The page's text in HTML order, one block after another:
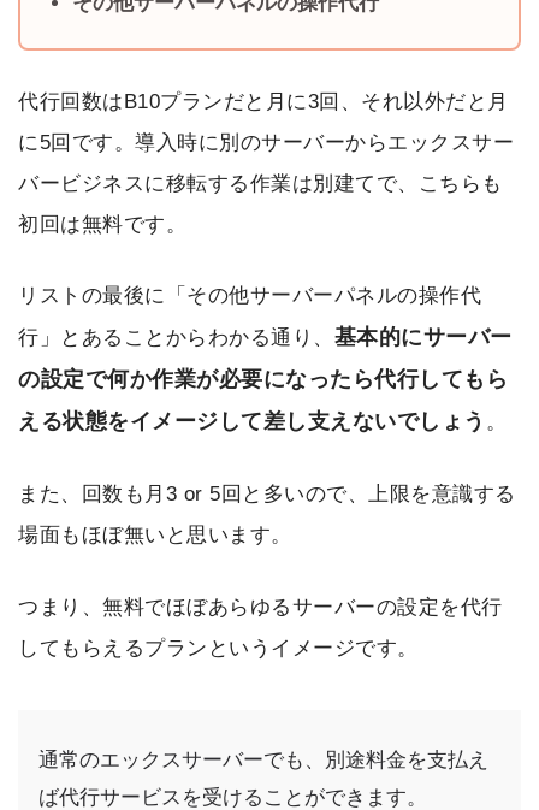
代行回数はB10プランだと月に3回、それ以外だと月
に5回です。導入時に別のサーバーからエックスサー
バービジネスに移転する作業は別建てで、こちらも
初回は無料です。
リストの最後に「その他サーバーパネルの操作代
行」とあることからわかる通り、 基本的にサーバー
の設定で何か作業が必要になったら代行してもら
える状態をイメージして差し支えないでしょう 。
また、回数も月3 or 5回と多いので、上限を意識する
場面もほぼ無いと思います。
つまり、無料でほぼあらゆるサーバーの設定を代行
してもらえるプランというイメージです。
通常のエックスサーバーでも、別途料金を支払え
ば代行サービスを受けることができます。